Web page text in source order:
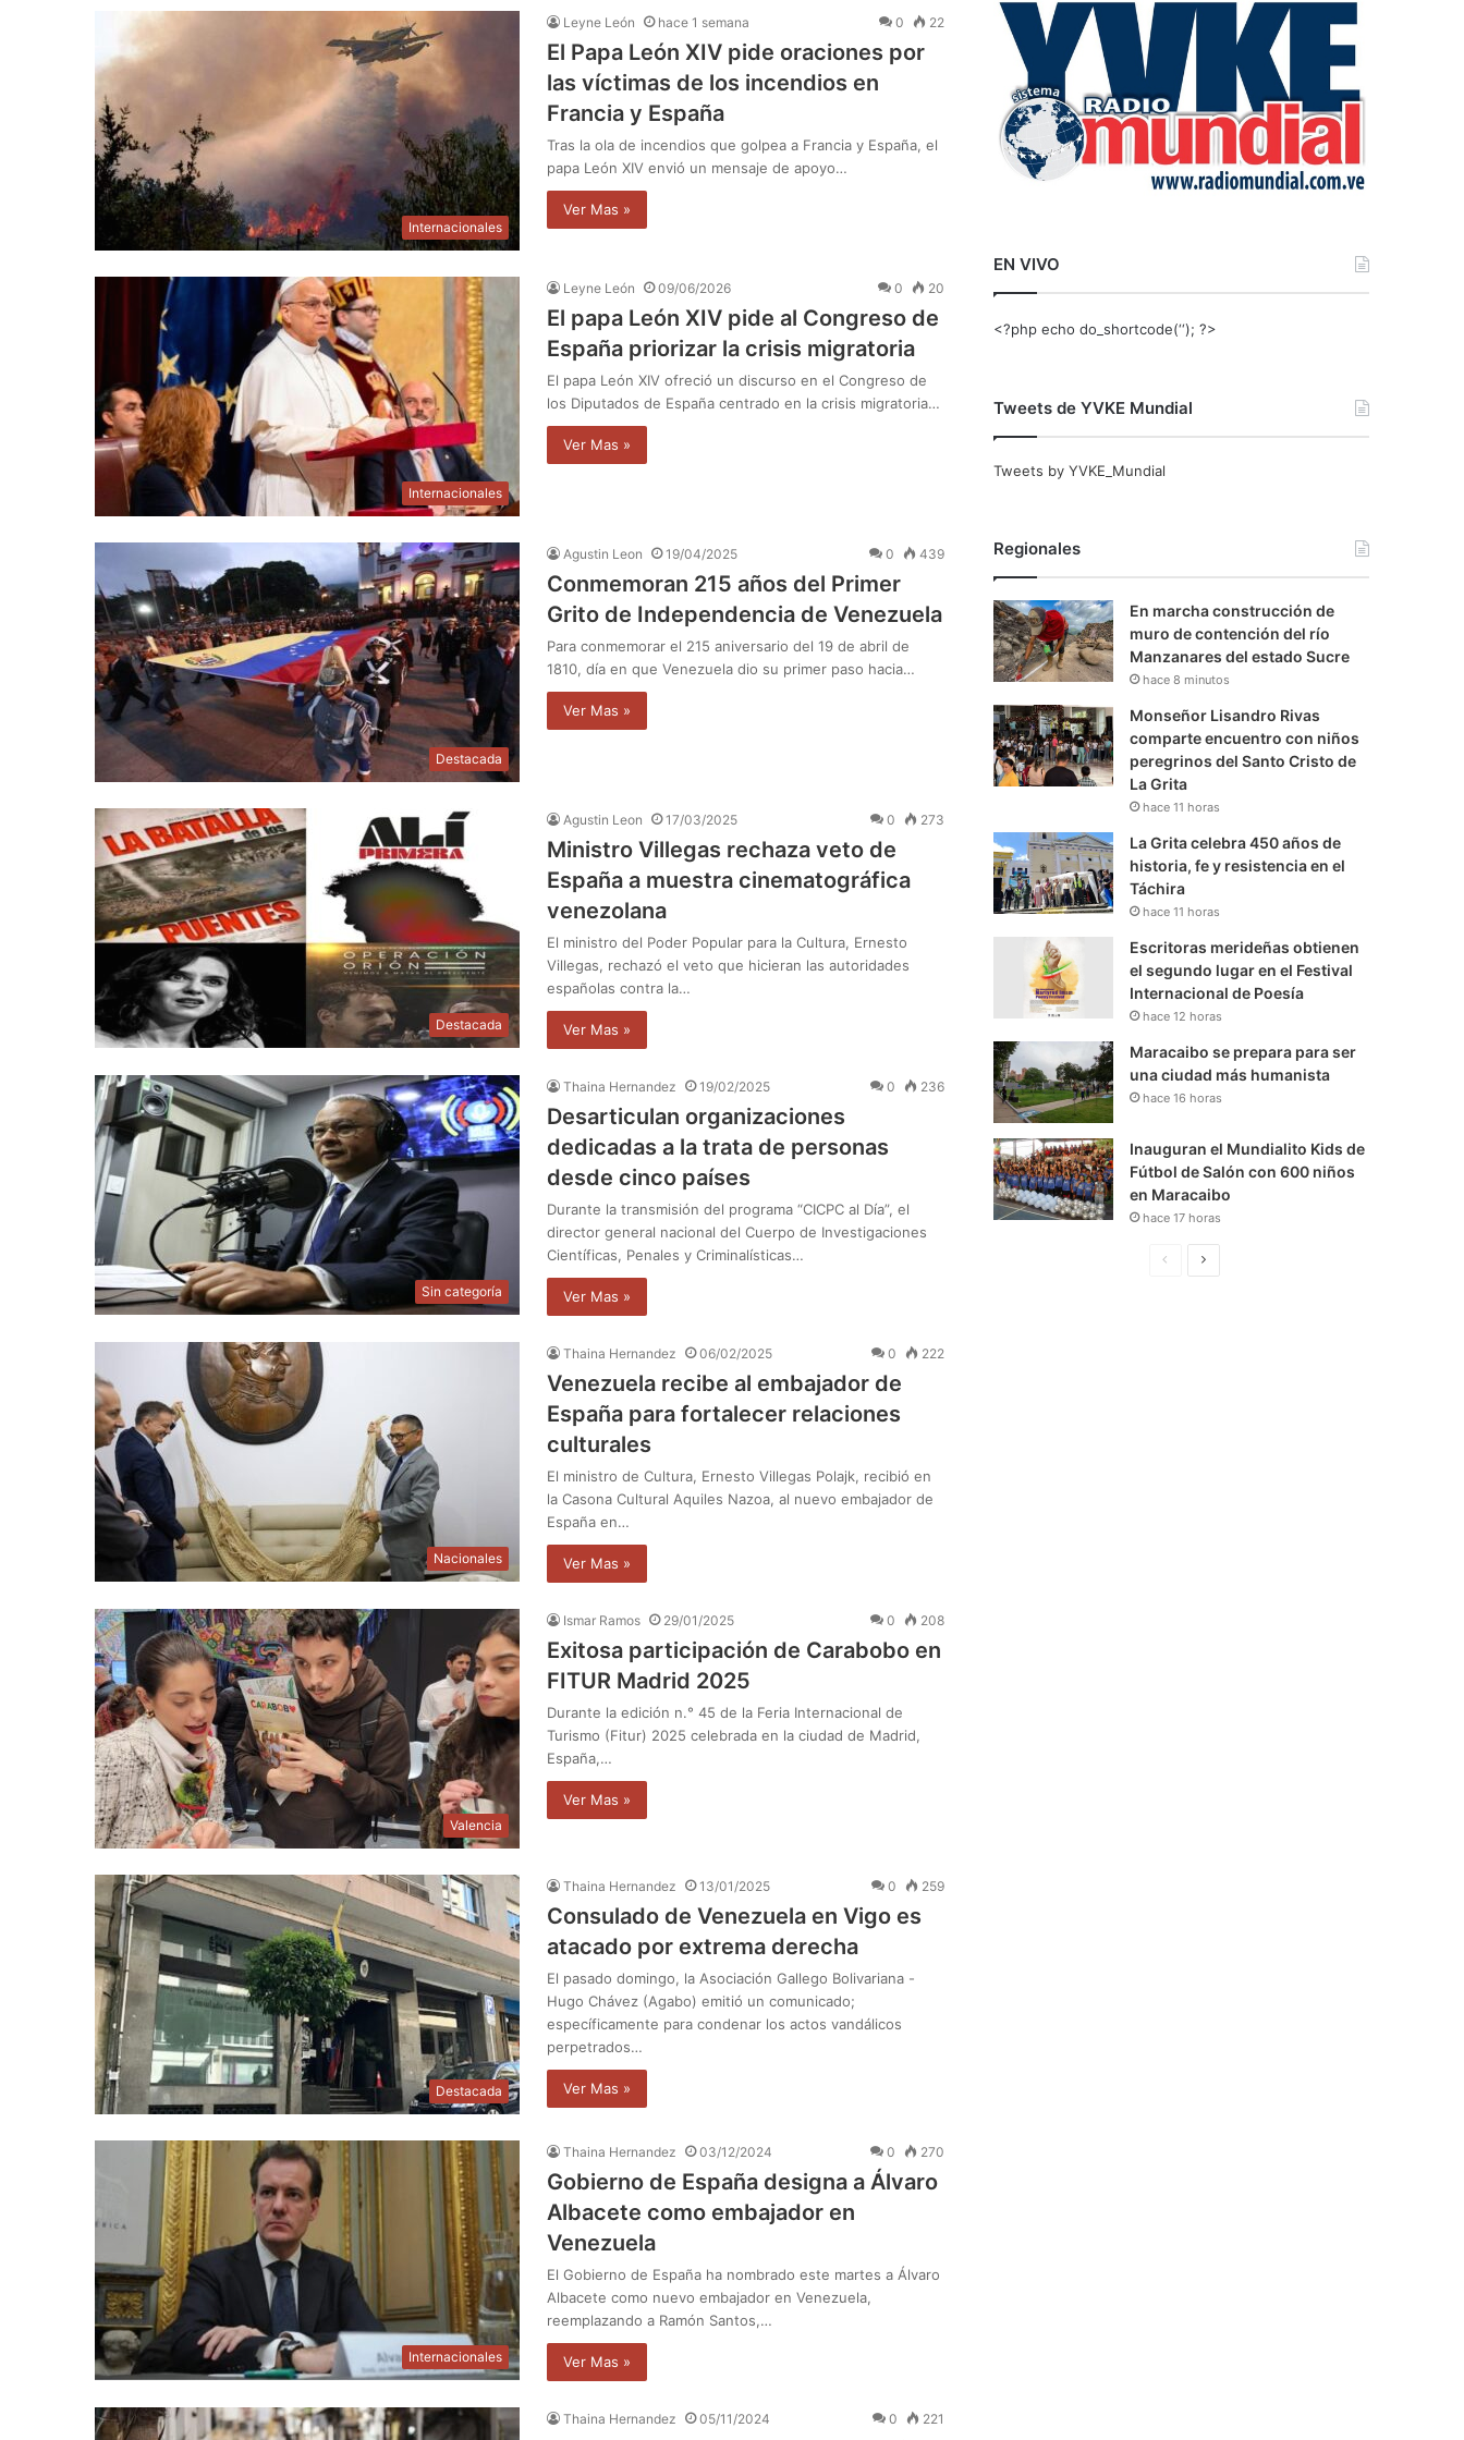
Internacionales
Leyne León hace 1 semana 0 22
El Papa León XIV pide oraciones por
las víctimas de los incendios en
Francia y España
Tras la ola de incendios que golpea a Francia y España, el
papa León XIV envió un mensaje de apoyo…
Ver Mas »
Internacionales
Leyne León 09/06/2026 0 20
El papa León XIV pide al Congreso de
España priorizar la crisis migratoria
El papa León XIV ofreció un discurso en el Congreso de
los Diputados de España centrado en la crisis migratoria…
Ver Mas »
Destacada
Agustin Leon 19/04/2025 0 439
Conmemoran 215 años del Primer
Grito de Independencia de Venezuela
Para conmemorar el 215 aniversario del 19 de abril de
1810, día en que Venezuela dio su primer paso hacia…
Ver Mas »
Destacada
Agustin Leon 17/03/2025 0 273
Ministro Villegas rechaza veto de
España a muestra cinematográfica
venezolana
El ministro del Poder Popular para la Cultura, Ernesto
Villegas, rechazó el veto que hicieran las autoridades
españolas contra la…
Ver Mas »
Sin categoría
Thaina Hernandez 19/02/2025 0 236
Desarticulan organizaciones
dedicadas a la trata de personas
desde cinco países
Durante la transmisión del programa “CICPC al Día”, el
director general nacional del Cuerpo de Investigaciones
Científicas, Penales y Criminalísticas…
Ver Mas »
Nacionales
Thaina Hernandez 06/02/2025 0 222
Venezuela recibe al embajador de
España para fortalecer relaciones
culturales
El ministro de Cultura, Ernesto Villegas Polajk, recibió en
la Casona Cultural Aquiles Nazoa, al nuevo embajador de
España en…
Ver Mas »
Valencia
Ismar Ramos 29/01/2025 0 208
Exitosa participación de Carabobo en
FITUR Madrid 2025
Durante la edición n.° 45 de la Feria Internacional de
Turismo (Fitur) 2025 celebrada en la ciudad de Madrid,
España,…
Ver Mas »
Destacada
Thaina Hernandez 13/01/2025 0 259
Consulado de Venezuela en Vigo es
atacado por extrema derecha
El pasado domingo, la Asociación Gallego Bolivariana -
Hugo Chávez (Agabo) emitió un comunicado;
específicamente para condenar los actos vandálicos
perpetrados…
Ver Mas »
Internacionales
Thaina Hernandez 03/12/2024 0 270
Gobierno de España designa a Álvaro
Albacete como embajador en
Venezuela
El Gobierno de España ha nombrado este martes a Álvaro
Albacete como nuevo embajador en Venezuela,
reemplazando a Ramón Santos,…
Ver Mas »
Thaina Hernandez 05/11/2024 0 221
r
EN VIVO
<?php echo do_shortcode(‘‘); ?>
Tweets de YVKE Mundial
Tweets by YVKE_Mundial
Regionales
En marcha construcción de
muro de contención del río
Manzanares del estado Sucre
hace 8 minutos
Monseñor Lisandro Rivas
comparte encuentro con niños
peregrinos del Santo Cristo de
La Grita
hace 11 horas
La Grita celebra 450 años de
historia, fe y resistencia en el
Táchira
hace 11 horas
Escritoras merideñas obtienen
el segundo lugar en el Festival
Internacional de Poesía
hace 12 horas
Maracaibo se prepara para ser
una ciudad más humanista
hace 16 horas
Inauguran el Mundialito Kids de
Fútbol de Salón con 600 niños
en Maracaibo
hace 17 horas
S